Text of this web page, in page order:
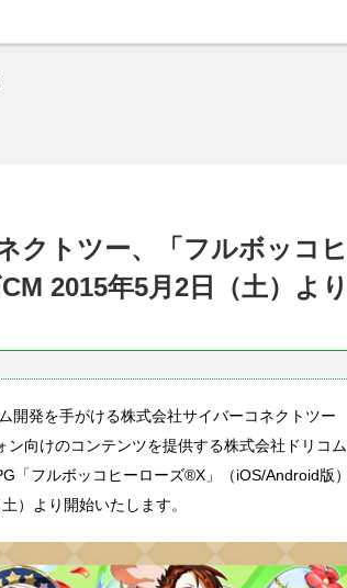
クトツー、「フルボッコヒ
2015年5月2日（土）より
開発を手がける株式会社サイバーコネクトツー
ン向けのコンテンツを提供する株式会社ドリコム
「フルボッコヒーローズ®X」（iOS/Android版）
）より開始いたします。